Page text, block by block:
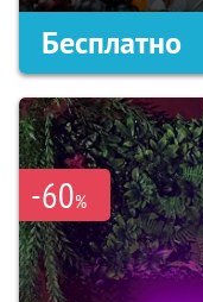
Бесплатно
-60%